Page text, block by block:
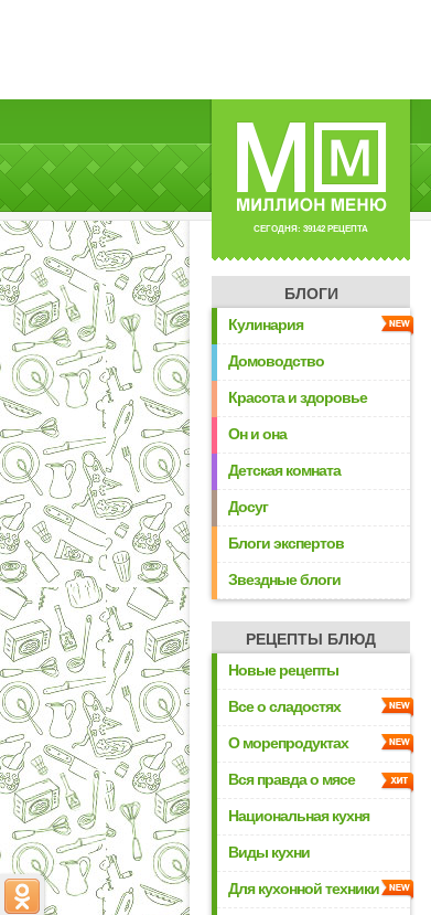
СЕГОДНЯ: 39142 РЕЦЕПТА
БЛОГИ
Кулинария
Домоводство
Красота и здоровье
Он и она
Детская комната
Досуг
Блоги экспертов
Звездные блоги
РЕЦЕПТЫ БЛЮД
Новые рецепты
Все о сладостях
О морепродуктах
Вся правда о мясе
Национальная кухня
Виды кухни
Для кухонной техники